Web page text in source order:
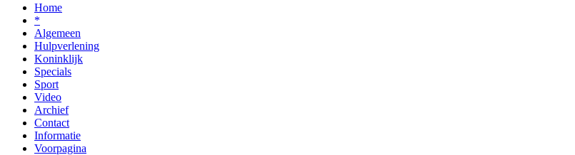
Home
*
Algemeen
Hulpverlening
Koninklijk
Specials
Sport
Video
Archief
Contact
Informatie
Voorpagina